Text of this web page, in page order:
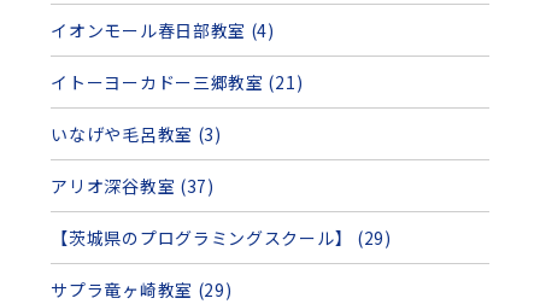
イオンモール春日部教室 (4)
イトーヨーカドー三郷教室 (21)
いなげや毛呂教室 (3)
アリオ深谷教室 (37)
【茨城県のプログラミングスクール】 (29)
サプラ竜ヶ崎教室 (29)